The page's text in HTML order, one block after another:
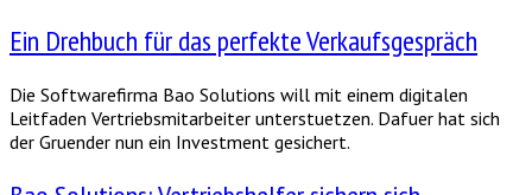
Ein Drehbuch für das perfekte Verkaufsgespräch
Die Softwarefirma Bao Solutions will mit einem digitalen
Leitfaden Vertriebsmitarbeiter unterstuetzen. Dafuer hat sich
der Gruender nun ein Investment gesichert.